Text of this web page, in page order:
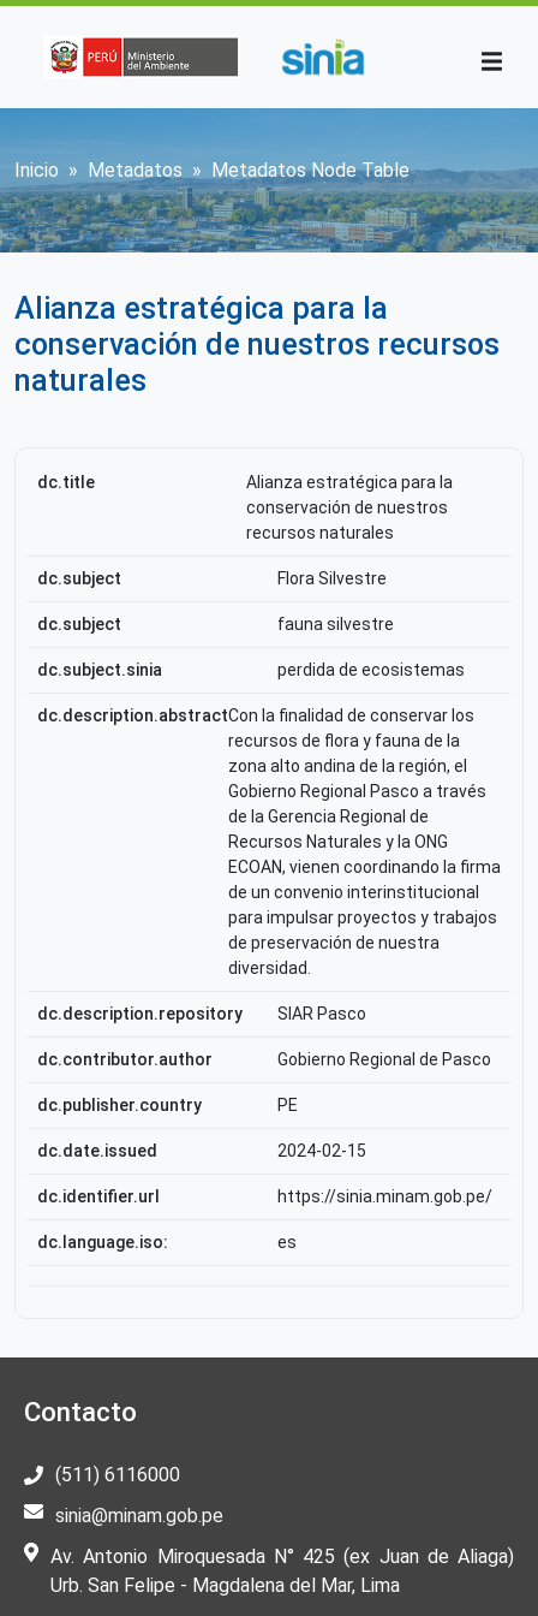
Sobrescribir enlaces de ayuda a la
Inicio Metadatos Metadatos Node Table
Alianza estratégica para la
conservación de nuestros recursos
naturales
dc.title
Alianza estratégica para la
conservación de nuestros
recursos naturales
dc.subject Flora Silvestre
dc.subject fauna silvestre
dc.subject.sinia perdida de ecosistemas
dc.description.abstractCon la finalidad de conservar los
recursos de flora y fauna de la
zona alto andina de la región, el
Gobierno Regional Pasco a través
de la Gerencia Regional de
Recursos Naturales y la ONG
ECOAN, vienen coordinando la firma
de un convenio interinstitucional
para impulsar proyectos y trabajos
de preservación de nuestra
diversidad.
dc.description.repository SIAR Pasco
dc.contributor.author Gobierno Regional de Pasco
dc.publisher.country PE
dc.date.issued 2024-02-15
dc.identifier.url https://sinia.minam.gob.pe/
dc.language.iso: es
Contacto
(511) 6116000
sinia@minam.gob.pe
Av. Antonio Miroquesada N° 425 (ex Juan de Aliaga)
Urb. San Felipe - Magdalena del Mar, Lima